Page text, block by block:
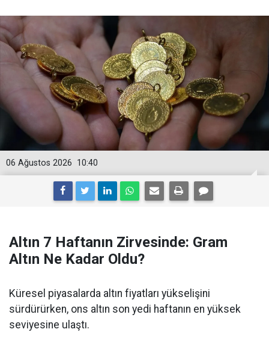
10:40
06 Ağustos 2026
Altın 7 Haftanın Zirvesinde: Gram
Altın Ne Kadar Oldu?
Küresel piyasalarda altın fiyatları yükselişini
sürdürürken, ons altın son yedi haftanın en yüksek
seviyesine ulaştı.